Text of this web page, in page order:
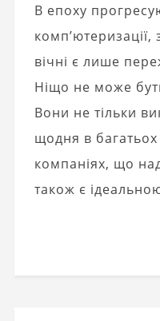
В епоху
вічні є лише
Ніщо не може
Вони не тільки
щодня в багатьох
компаніях, що
також є